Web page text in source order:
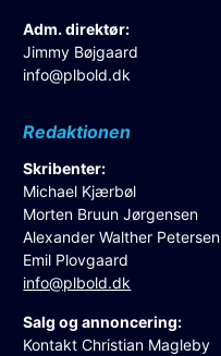
Adm. direktør:
Jimmy Bøjgaard
info@plbold.dk
Redaktionen
Skribenter:
Michael Kjærbøl
Morten Bruun Jørgensen
Alexander Walther Petersen
Emil Plovgaard
info@plbold.dk
Salg og annoncering:
Kontakt Christian Magleby